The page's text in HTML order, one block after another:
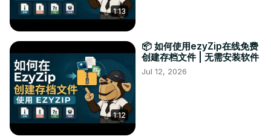
1:13
1:12
📦 如何使用ezyZip在线免费
创建存档文件 | 无需安装软件
Jul 12, 2026